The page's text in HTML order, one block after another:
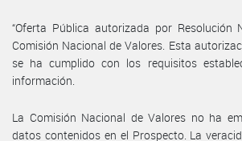
“Oferta Pública autorizada por Resolución
Comisión Nacional de Valores. Esta
se ha cumplido con los requisitos
información.
La Comisión Nacional de Valores no ha
datos contenidos en el Prospecto. La